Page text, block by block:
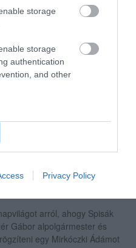
storage
storage
authentication
and other
Privacy Policy
az internetre. A legújabb
Pajtókról és a lopásról is
SZEREPLŐI REAGÁLJANAK AZ
a hangfelvételeken Minczér
Spisák György aljegyző
PÁRTATLANSÁGOT
arról, ahogy Spisák
Gábor alpolgármester és
egy Mirkóczki Ádámot